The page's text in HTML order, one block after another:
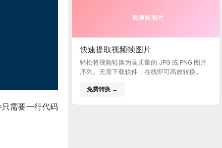
需要一行代码
视频转图片
快速提取视频帧图片
轻松将视频转换为高质量的 JPG 或 PNG 图片
序列。无需下载软件，在线即可高效转换。
免费转换 →